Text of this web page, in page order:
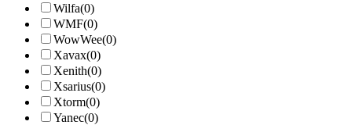
Wilfa(0)
WMF(0)
WowWee(0)
Xavax(0)
Xenith(0)
Xsarius(0)
Xtorm(0)
Yanec(0)